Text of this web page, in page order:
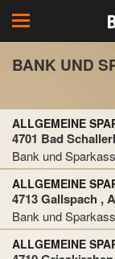
Toggle
navigation
BANK UND
ALLGEMEINE
4701 Bad
Bank und
ALLGEMEINE
4713 Gallspach ,
Bank und
ALLGEMEINE